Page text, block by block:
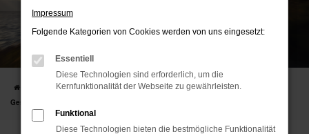
Startseite Fahrzeugangebote
Audi Q4 Leasingangebote
Geschäftskunden
Impressum
Folgende Kategorien von Cookies werden von uns eingesetzt:
Essentiell
Diese Technologien sind erforderlich, um die
Kernfunktionalität der Webseite zu gewährleisten.
Funktional
Diese Technologien bieten die bestmögliche Funktionalität